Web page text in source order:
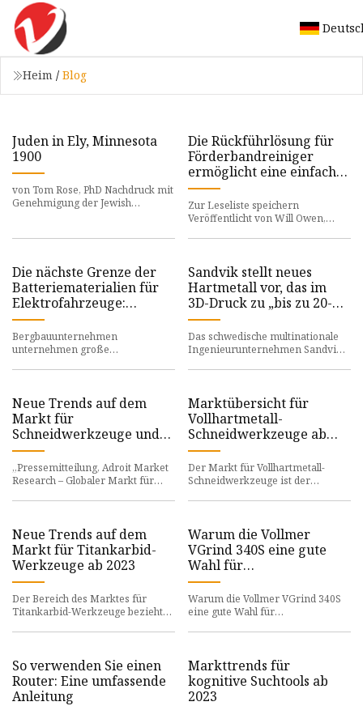
Heim / Blog
Juden in Ely, Minnesota
1900
von Tom Rose, PhD Nachdruck mit
Genehmigung der Jewish
Bourg
Die Rückführlösung für
Förderbandreiniger
ermöglicht eine einfache
Wartung
Zur Leseliste speichern
Veröffentlicht von Will Owen,
Die nächste Grenze der
Batteriematerialien für
Elektrofahrzeuge:
Meeresboden
Bergbauunternehmen
unternehmen große
Sandvik stellt neues
Hartmetall vor, das im
3D-Druck zu „bis zu 20-
mal langlebigeren“ Teilen
verarbeitet werden kann
Das schwedische multinationale
Ingenieurunternehmen Sandvik
Neue Trends auf dem
Markt für
Schneidwerkzeuge und
Prognose
„Pressemitteilung, Adroit Market
Research – Globaler Markt für
Marktübersicht für
Vollhartmetall-
Schneidwerkzeuge ab
2023
Der Markt für Vollhartmetall-
Schneidwerkzeuge ist der
Neue Trends auf dem
Markt für Titankarbid-
Werkzeuge ab 2023
Der Bereich des Marktes für
Titankarbid-Werkzeuge bezieht
Warum die Vollmer
VGrind 340S eine gute
Wahl für
Werkzeughersteller in
der Medizinbranche ist
Warum die Vollmer VGrind 340S
eine gute Wahl für
So verwenden Sie einen
Router: Eine umfassende
Anleitung
Markttrends für
kognitive Suchtools ab
2023